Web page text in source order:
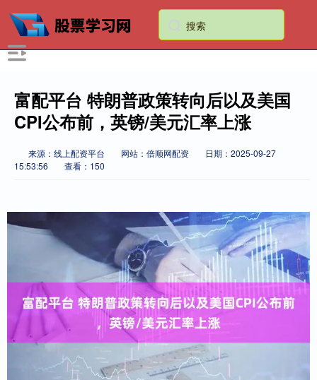
富配平台 特朗普政策转向后以及美国
CPI公布前，英镑/美元汇率上涨
来源：线上配资平台 网站：倍顺网配资
日期：2025-09-27
15:53:56
查看：150